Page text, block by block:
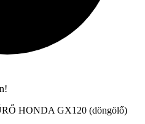
HONDA GX120 (döngölő)